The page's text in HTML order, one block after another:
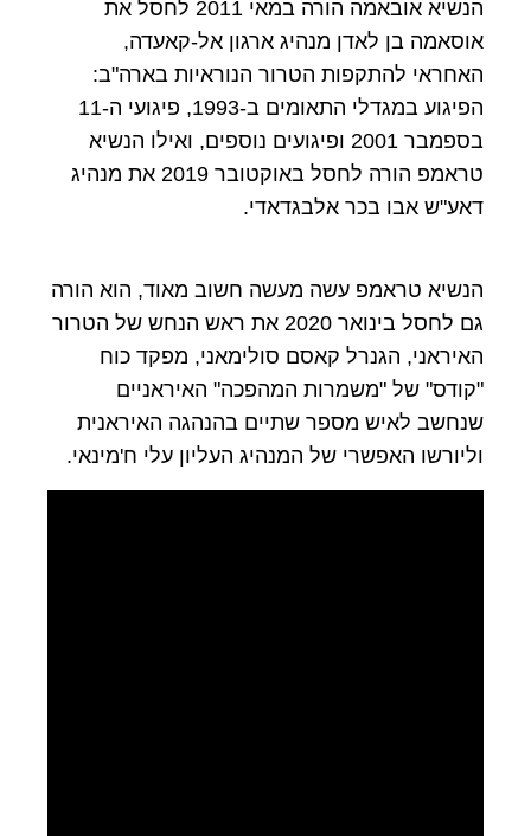
הנשיא אובאמה הורה במאי 2011 לחסל את
אוסאמה בן לאדן מנהיג ארגון אל-קאעדה,
האחראי להתקפות הטרור הנוראיות בארה"ב:
הפיגוע במגדלי התאומים ב-1993, פיגועי ה-11
בספמבר 2001 ופיגועים נוספים, ואילו הנשיא
טראמפ הורה לחסל באוקטובר 2019 את מנהיג
דאע"ש אבו בכר אלבגדאדי.
הנשיא טראמפ עשה מעשה חשוב מאוד, הוא הורה
גם לחסל בינואר 2020 את ראש הנחש של הטרור
האיראני, הגנרל קאסם סולימאני, מפקד כוח
"קודס" של "משמרות המהפכה" האיראניים
שנחשב לאיש מספר שתיים בהנהגה האיראנית
וליורשו האפשרי של המנהיג העליון עלי ח'מינאי.